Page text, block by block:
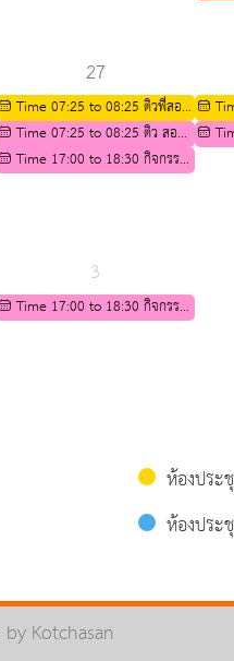
27
Time 07:25 to 08:25 ติวพี่สอน
น้องสาขาชีววิทยา ปีการศึกษา 2569
Time 07:25 to 08:25 ติว สอวน
สาขาคณิตศาสตร์
Time 17:00 to 18:30 กิจกรรม
น้องส
3
Time 17:00 to 18:30 กิจกรรม
ห้องประ
ห้องประ
byKotchasan